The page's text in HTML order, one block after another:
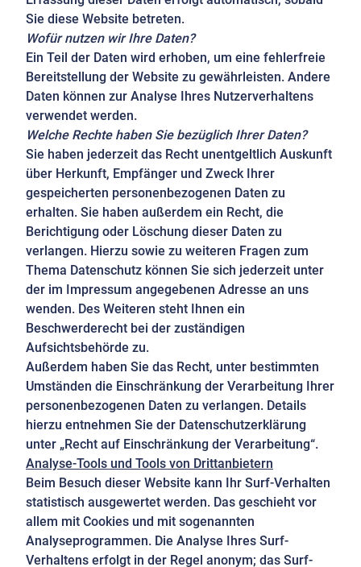
Sie diese Website betreten.
Wofür nutzen wir Ihre Daten?
Ein Teil der Daten wird erhoben, um eine fehlerfreie
Bereitstellung der Website zu gewährleisten. Andere
Daten können zur Analyse Ihres Nutzerverhaltens
verwendet werden.
Welche Rechte haben Sie bezüglich Ihrer Daten?
Sie haben jederzeit das Recht unentgeltlich Auskunft
über Herkunft, Empfänger und Zweck Ihrer
gespeicherten personenbezogenen Daten zu
erhalten. Sie haben außerdem ein Recht, die
Berichtigung oder Löschung dieser Daten zu
verlangen. Hierzu sowie zu weiteren Fragen zum
Thema Datenschutz können Sie sich jederzeit unter
der im Impressum angegebenen Adresse an uns
wenden. Des Weiteren steht Ihnen ein
Beschwerderecht bei der zuständigen
Aufsichtsbehörde zu.
Außerdem haben Sie das Recht, unter bestimmten
Umständen die Einschränkung der Verarbeitung Ihrer
personenbezogenen Daten zu verlangen. Details
hierzu entnehmen Sie der Datenschutzerklärung
unter „Recht auf Einschränkung der Verarbeitung“.
Analyse-Tools und Tools von Drittanbietern
Beim Besuch dieser Website kann Ihr Surf-Verhalten
statistisch ausgewertet werden. Das geschieht vor
allem mit Cookies und mit sogenannten
Analyseprogrammen. Die Analyse Ihres Surf-
Verhaltens erfolgt in der Regel anonym; das Surf-